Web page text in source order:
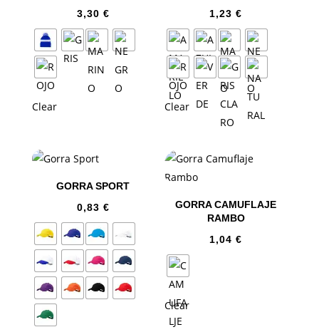
3,30 €
Clear
1,23€
Clear
GORRA SPORT
0,83 €
GORRA CAMUFLAJE
RAMBO
1,04€
Clear